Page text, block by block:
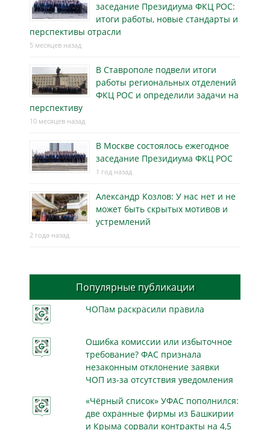
заседание Президиума ФКЦ РОС:
итоги работы, новые стандарты и
перспективы отрасли
5 месяцев назад
В Ставрополе подвели итоги
работы региональных отделений
ФКЦ РОС и определили задачи на
перспективу
10 месяцев назад
В Москве состоялось ежегодное
заседание Президиума ФКЦ РОС
1 год назад
Александр Козлов: У нас нет и не
может быть скрытых мотивов и
устремлений
2 года назад
Популярные публикации
ЧОПам раскрасили правила
Ошибка комиссии или избыточное
требование? ФАС признала
незаконным отклонение заявки
ЧОП из-за отсутствия уведомления
«Чёрный список» УФАС пополнился:
две охранные фирмы из Башкирии
и Крыма сорвали контракты на 4,5